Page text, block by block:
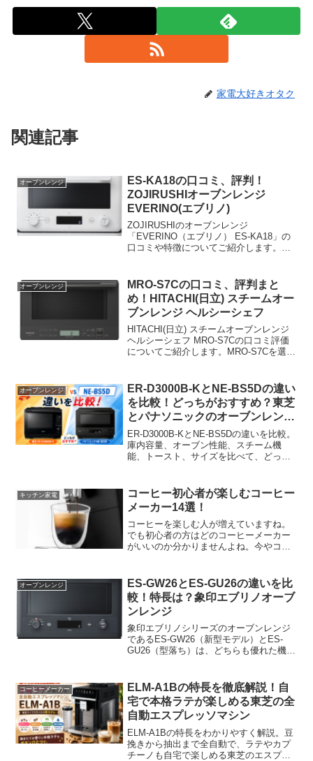
家電大好きオタク
関連記事
オーブンレンジ
ES-KA18の口コミ、評判！
ZOJIRUSHIオーブンレンジ
EVERINO(エブリノ)
ZOJIRUSHIのオーブンレンジ
「EVERINO（エブリノ） ES-KA18」の
口コミや特徴についてご紹介します。忙
オーブンレンジ
MRO-S7Cの口コミ、評判まと
め！HITACHI(日立) スチームオー
ブンレンジ ヘルシーシェフ
HITACHI(日立) スチームオーブンレンジ
ヘルシーシェフ MRO-S7Cの口コミ評価
についてご紹介します。MRO-S7Cを選ぶ
複雑で使いこなせるか心配ではありませ
んか？他のオーブンレンジと比較して本
当に良いのか？
オーブンレンジ
ER-D3000B-KとNE-BS5Dの違い
を比較！どっちがおすすめ？東芝
とパナソニックのオーブンレンジ
を解説
ER-D3000B-KとNE-BS5Dの違いを比較。
庫内容量、オーブン性能、スチーム機
能、トースト、サイズを比べて、どっち
キッチン家電
コーヒー初心者が楽しむコーヒー
メーカー14選！
コーヒーを楽しむ人が増えていますね。
でも初心者の方はどのコーヒーメーカー
がいいのか分かりませんよね。今やコン
すか？
オーブンレンジ
ES-GW26とES-GU26の違いを比
較！特長は？象印エブリノオーブ
ンレンジ
象印エブリノシリーズのオーブンレンジ
であるES-GW26（新型モデル）とES-
GU26（型落ち）は、どちらも優れた機能
を紹介します。
コーヒーメーカー
ELM-A1Bの特長を徹底解説！自
宅で本格ラテが楽しめる東芝の全
自動エスプレッソマシン
ELM-A1Bの特長をわかりやすく解説。豆
挽きから抽出まで全自動で、ラテやカプ
チーノも自宅で楽しめる東芝のエスプレ